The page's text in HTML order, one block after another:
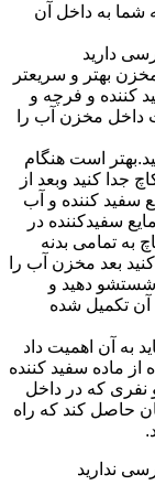
شما به داخل آن
دارید
بهتر و سریعتر
کننده و فرچه و
داخل مخزن آب را
است هنگام
جدا کنید وبعد از
سفید کننده و آب
سفیدکننده در
به تمامی بدنه
مدت ۲ ساعت صبر کنید بعد مخزن آب را
شستشو دهید و
آن تکمیل شده
به آن اهمیت داد
ماده سفید کننده
نفری که در داخل
حاصل کند که راه
ندارید